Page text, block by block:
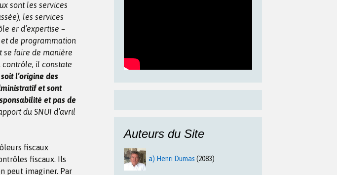
sont les services
les services
er d’expertise –
et de programmation
se faire de manière
contrôle, il constate
l’origine des
et sont
et pas de
du SNUI d’avril
fiscaux
fiscaux. Ils
peut imaginer. Par
Auteurs du Site
a) Henri Dumas (2083)